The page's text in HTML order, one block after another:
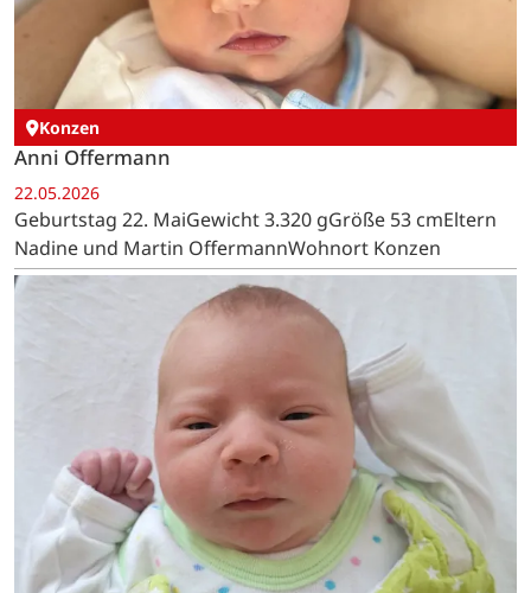
Konzen
Anni Offermann
22.05.2026
Geburtstag 22. MaiGewicht 3.320 gGröße 53 cmEltern
Nadine und Martin OffermannWohnort Konzen